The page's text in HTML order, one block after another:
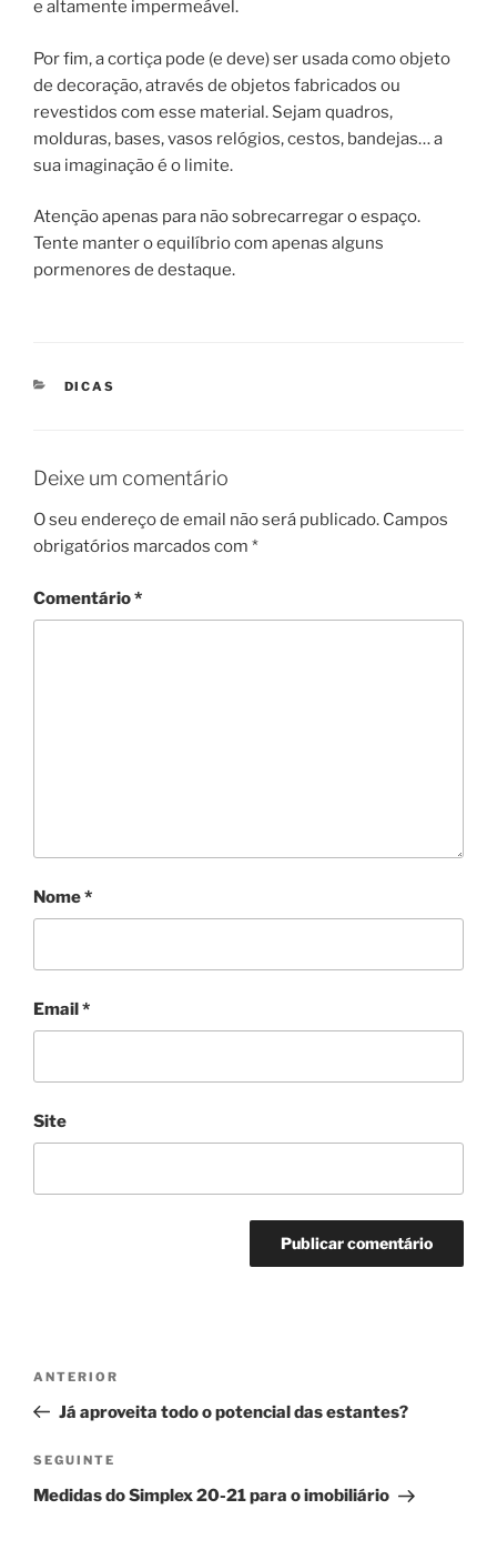
e altamente impermeável.
Por fim, a cortiça pode (e deve) ser usada como objeto
de decoração, através de objetos fabricados ou
revestidos com esse material. Sejam quadros,
molduras, bases, vasos relógios, cestos, bandejas… a
sua imaginação é o limite.
Atenção apenas para não sobrecarregar o espaço.
Tente manter o equilíbrio com apenas alguns
pormenores de destaque.
CATEGORIAS
DICAS
Deixe um comentário
O seu endereço de email não será publicado. Campos
obrigatórios marcados com *
Comentário*
Nome*
Email*
Site
artigos
Conteúdo
anterior
ANTERIOR
Já aproveita todo o potencial das estantes?
Conteúdo
seguinte
SEGUINTE
Medidas do Simplex 20-21 para o imobiliário